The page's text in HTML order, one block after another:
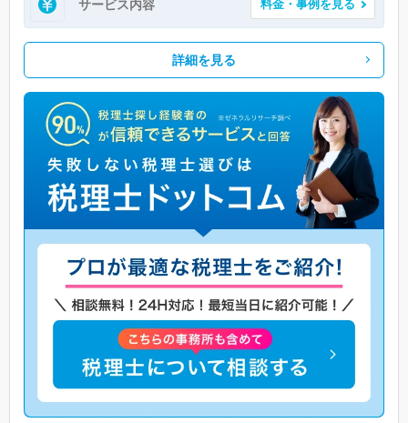
サービス内容 料金・事例を見る
詳細を見る